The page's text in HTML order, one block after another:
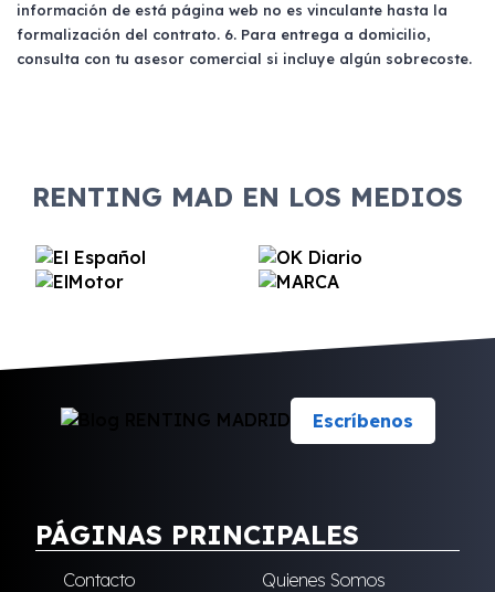
información de está página web no es vinculante hasta la
formalización del contrato. 6. Para entrega a domicilio,
consulta con tu asesor comercial si incluye algún sobrecoste.
RENTING MAD EN LOS MEDIOS
Escríbenos
PÁGINAS PRINCIPALES
Contacto
Quienes Somos